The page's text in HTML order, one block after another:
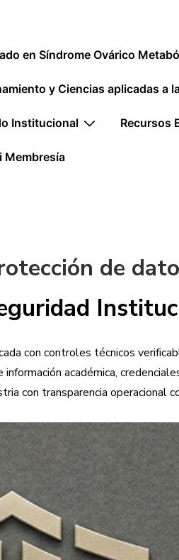
en Síndrome Ovárico
y Ciencias aplicadas a
Institucional Recursos
Membresía
de
con controles técnicos
académica,
con transparencia operacional